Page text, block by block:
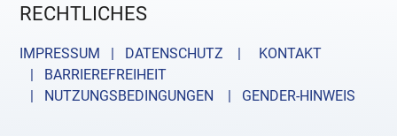
RECHTLICHES
IMPRESSUM | DATENSCHUTZ |
KONTAKT
| BARRIEREFREIHEIT
| NUTZUNGSBEDINGUNGEN
| GENDER-HINWEIS